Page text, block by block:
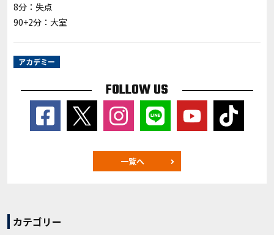
8分：失点
90+2分：大室
アカデミー
FOLLOW US
一覧へ
カテゴリー